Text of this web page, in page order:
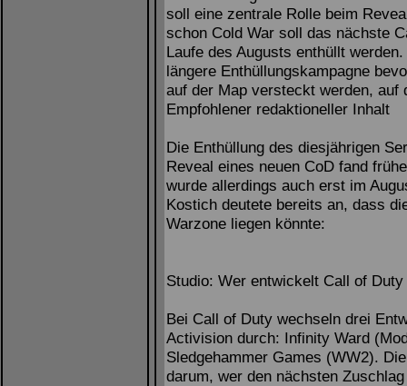
soll eine zentrale Rolle beim
schon Cold War soll das nächste
Laufe des Augusts enthüllt
längere Enthüllungskampagne
auf der Map versteckt werden,
Empfohlener redaktioneller Inhalt
Die Enthüllung des diesjährigen
Reveal eines neuen CoD fand
wurde allerdings auch erst im
Kostich deutete bereits an, dass
Warzone liegen könnte:
Studio: Wer entwickelt Call of Duty
Bei Call of Duty wechseln drei
Activision durch: Infinity Ward
Sledgehammer Games (WW2).
darum, wer den nächsten